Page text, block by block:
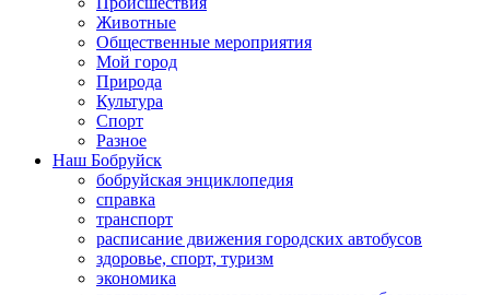
Животные
Общественные мероприятия
Мой город
Природа
Культура
Спорт
Разное
Наш Бобруйск
бобруйская энциклопедия
справка
транспорт
расписание движения городских автобусов
здоровье, спорт, туризм
экономика